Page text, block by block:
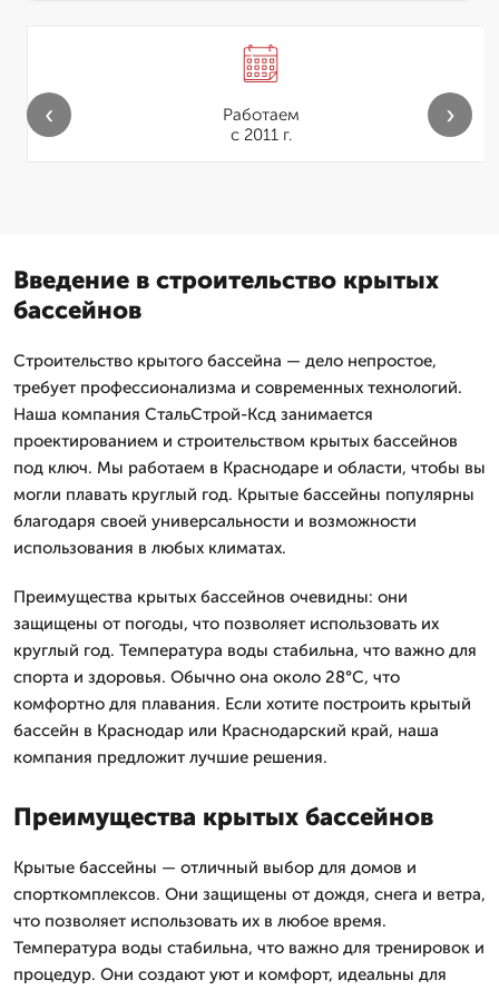
Работаем
с 2011 г.
‹ ›
Введение в строительство крытых
бассейнов
Строительство крытого бассейна — дело непростое,
требует профессионализма и современных технологий.
Наша компания СтальСтрой-Ксд занимается
проектированием и строительством крытых бассейнов
под ключ. Мы работаем в Краснодаре и области, чтобы вы
могли плавать круглый год. Крытые бассейны популярны
благодаря своей универсальности и возможности
использования в любых климатах.
Преимущества крытых бассейнов очевидны: они
защищены от погоды, что позволяет использовать их
круглый год. Температура воды стабильна, что важно для
спорта и здоровья. Обычно она около 28°C, что
комфортно для плавания. Если хотите построить крытый
бассейн в Краснодар или Краснодарский край, наша
компания предложит лучшие решения.
Преимущества крытых бассейнов
Крытые бассейны — отличный выбор для домов и
спорткомплексов. Они защищены от дождя, снега и ветра,
что позволяет использовать их в любое время.
Температура воды стабильна, что важно для тренировок и
процедур. Они создают уют и комфорт, идеальны для